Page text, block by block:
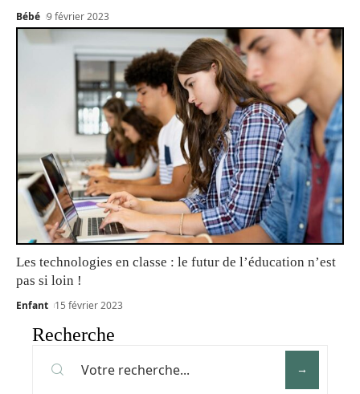
Bébé 9 février 2023
Les technologies en classe : le futur de l’éducation n’est
pas si loin !
Enfant 15 février 2023
Recherche